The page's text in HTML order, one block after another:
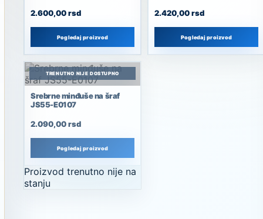
2.600,00rsd
Pogledaj proizvod
2.420,00rsd
Pogledaj proizvod
TRENUTNO NIJE DOSTUPNO
TRENUTNO NIJE DOSTUPNO
Srebrne minđuše na šraf
JS55-E0107
2.090,00rsd
Pogledaj proizvod
Proizvod trenutno nije na
stanju